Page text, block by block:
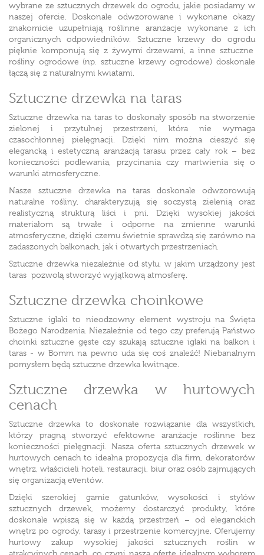
wybrane ze sztucznych drzewek do ogrodu, jakie posiadamy w
naszej ofercie. Doskonale odwzorowane i wykonane okazy
znakomicie uzupełniają roślinne aranżacje wykonane z ich
organicznych odpowiedników. Sztuczne krzewy do ogrodu
pięknie komponują się z żywymi drzewami, a inne sztuczne
rośliny ogrodowe (np. sztuczne krzewy ogrodowe) doskonale
łączą się z naturalnymi kwiatami.
Sztuczne drzewka na taras
Sztuczne drzewka na taras to doskonały sposób na stworzenie
zielonej i przytulnej przestrzeni, która nie wymaga
czasochłonnej pielęgnacji. Dzięki nim można cieszyć się
elegancką i estetyczną aranżacją tarasu przez cały rok – bez
konieczności podlewania, przycinania czy martwienia się o
warunki atmosferyczne.
Nasze sztuczne drzewka na taras doskonale odwzorowują
naturalne rośliny, charakteryzują się soczystą zielenią oraz
realistyczną strukturą liści i pni. Dzięki wysokiej jakości
materiałom są trwałe i odporne na zmienne warunki
atmosferyczne, dzięki czemu świetnie sprawdzą się zarówno na
zadaszonych balkonach, jak i otwartych przestrzeniach.
Sztuczne drzewka niezależnie od stylu, w jakim urządzony jest
taras pozwolą stworzyć wyjątkową atmosferę.
Sztuczne drzewka choinkowe
Sztuczne iglaki to nieodzowny element wystroju na Święta
Bożego Narodzenia. Niezależnie od tego czy preferują Państwo
choinki sztuczne gęste czy szukają sztuczne iglaki na balkon i
taras - w Bomm na pewno uda się coś znaleźć! Niebanalnym
pomysłem będą sztuczne drzewka kwitnące.
Sztuczne drzewka w hurtowych
cenach
Sztuczne drzewka to doskonałe rozwiązanie dla wszystkich,
którzy pragną stworzyć efektowne aranżacje roślinne bez
konieczności pielęgnacji. Nasza oferta sztucznych drzewek w
hurtowych cenach to idealna propozycja dla firm, dekoratorów
wnętrz, właścicieli hoteli, restauracji, biur oraz osób zajmujących
się organizacją eventów.
Dzięki szerokiej gamie gatunków, wysokości i stylów
sztucznych drzewek, możemy dostarczyć produkty, które
doskonale wpiszą się w każdą przestrzeń – od eleganckich
wnętrz po ogrody, tarasy i przestrzenie komercyjne. Oferujemy
hurtowy zakup wysokiej jakości sztucznych roślin w